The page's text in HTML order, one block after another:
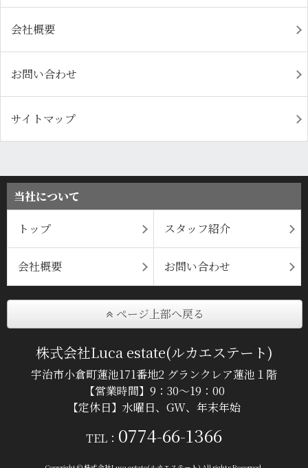
会社概要
お問い合わせ
サイトマップ
当社について
トップ スタッフ紹介
会社概要 お問い合わせ
ページ上部へ戻る
株式会社Luca estate(ルカエステート)
宇治市小倉町蓮池171番地2 グランクレア蓮池１階
【営業時間】9：30～19：00
【定休日】水曜日、GW、年末年始
TEL： 0774-66-1366